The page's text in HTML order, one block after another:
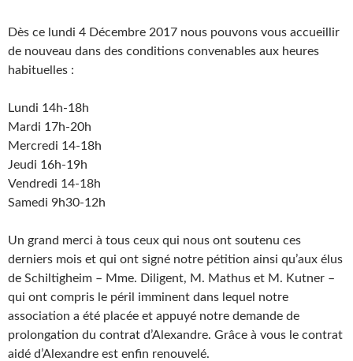
Dès ce lundi 4 Décembre 2017 nous pouvons vous accueillir
de nouveau dans des conditions convenables aux heures
habituelles :
Lundi 14h-18h
Mardi 17h-20h
Mercredi 14-18h
Jeudi 16h-19h
Vendredi 14-18h
Samedi 9h30-12h
Un grand merci à tous ceux qui nous ont soutenu ces
derniers mois et qui ont signé notre pétition ainsi qu’aux élus
de Schiltigheim – Mme. Diligent, M. Mathus et M. Kutner –
qui ont compris le péril imminent dans lequel notre
association a été placée et appuyé notre demande de
prolongation du contrat d’Alexandre. Grâce à vous le contrat
aidé d’Alexandre est enfin renouvelé.